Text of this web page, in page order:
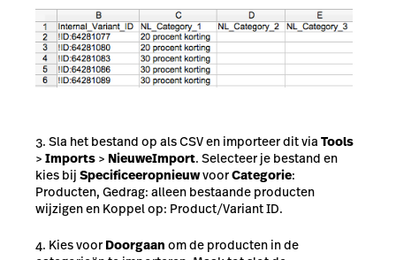
Sla het bestand op als CSV en importeer dit via Tools
> Imports > NieuweImport. Selecteer je bestand en
kies bij SpecificeeropnieuwvoorCategorie:
Producten, Gedrag: alleen bestaande producten
wijzigen en Koppel op: Product/Variant ID.
Kies voor Doorgaan om de producten in de